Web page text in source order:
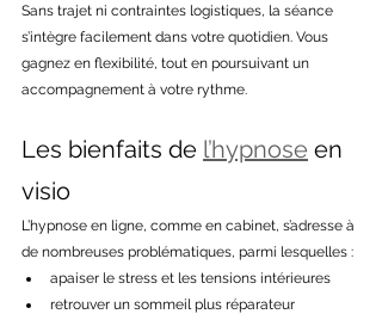
Sans trajet ni contraintes logistiques, la séance
s’intègre facilement dans votre quotidien. Vous
gagnez en flexibilité, tout en poursuivant un
accompagnement à votre rythme.
Les bienfaits de l’hypnose en
visio
L’hypnose en ligne, comme en cabinet, s’adresse à
de nombreuses problématiques, parmi lesquelles :
apaiser le stress et les tensions intérieures
retrouver un sommeil plus réparateur